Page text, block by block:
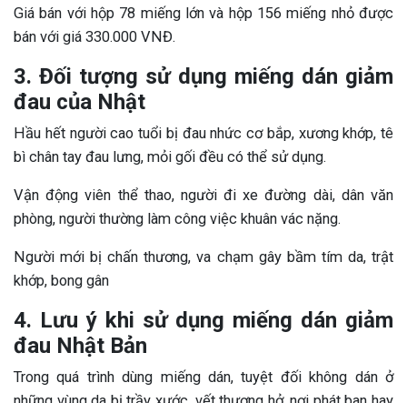
Giá bán với hộp 78 miếng lớn và hộp 156 miếng nhỏ được
bán với giá 330.000 VNĐ.
3. Đối tượng sử dụng miếng dán giảm
đau của Nhật
Hầu hết người cao tuổi bị đau nhức cơ bắp, xương khớp, tê
bì chân tay đau lưng, mỏi gối đều có thể sử dụng.
Vận động viên thể thao, người đi xe đường dài, dân văn
phòng, người thường làm công việc khuân vác nặng.
Người mới bị chấn thương, va chạm gây bầm tím da, trật
khớp, bong gân
4. Lưu ý khi sử dụng miếng dán giảm
đau Nhật Bản
Trong quá trình dùng miếng dán, tuyệt đối không dán ở